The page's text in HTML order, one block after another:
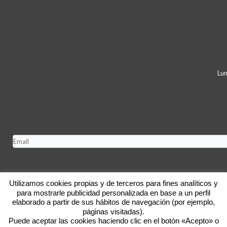
Utilizamos cookies propias y de terceros para fines analíticos y
para mostrarle publicidad personalizada en base a un perfil
elaborado a partir de sus hábitos de navegación (por ejemplo,
páginas visitadas).
Puede aceptar las cookies haciendo clic en el botón «Acepto» o